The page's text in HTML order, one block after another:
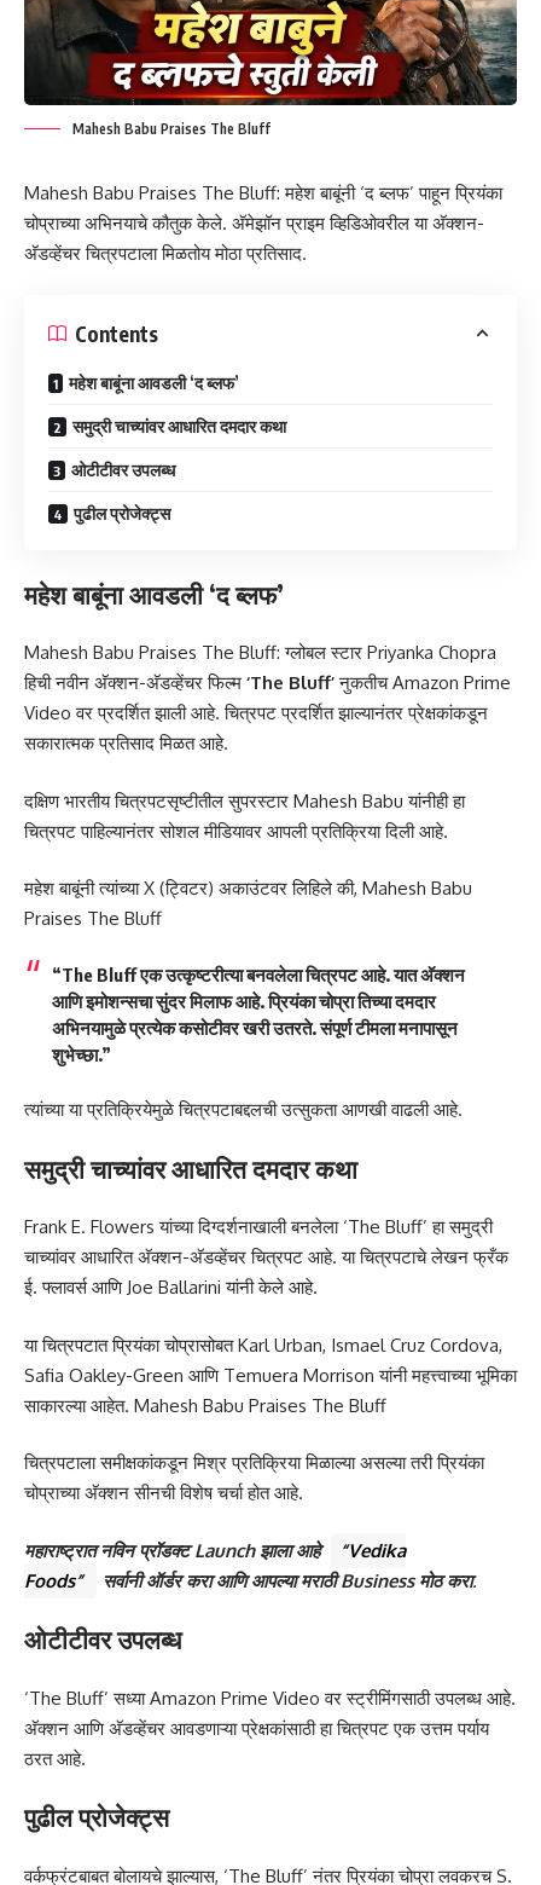
Mahesh Babu Praises The Bluff
Mahesh Babu Praises The Bluff: महेश बाबूंनी ‘द ब्लफ’ पाहून प्रियंका
चोप्राच्या अभिनयाचे कौतुक केले. अ‍ॅमेझॉन प्राइम व्हिडिओवरील या अ‍ॅक्शन-
अ‍ॅडव्हेंचर चित्रपटाला मिळतोय मोठा प्रतिसाद.
Contents
महेश बाबूंना आवडली ‘द ब्लफ’
समुद्री चाच्यांवर आधारित दमदार कथा
ओटीटीवर उपलब्ध
पुढील प्रोजेक्ट्स
महेश बाबूंना आवडली ‘द ब्लफ’
Mahesh Babu Praises The Bluff: ग्लोबल स्टार Priyanka Chopra
हिची नवीन अ‍ॅक्शन-अ‍ॅडव्हेंचर फिल्म ‘The Bluff’नुकतीच Amazon Prime
Video वर प्रदर्शित झाली आहे. चित्रपट प्रदर्शित झाल्यानंतर प्रेक्षकांकडून
सकारात्मक प्रतिसाद मिळत आहे.
दक्षिण भारतीय चित्रपटसृष्टीतील सुपरस्टार Mahesh Babu यांनीही हा
चित्रपट पाहिल्यानंतर सोशल मीडियावर आपली प्रतिक्रिया दिली आहे.
महेश बाबूंनी त्यांच्या X (ट्विटर) अकाउंटवर लिहिले की, Mahesh Babu
Praises The Bluff
“The Bluff एक उत्कृष्टरीत्या बनवलेला चित्रपट आहे. यात अ‍ॅक्शन
आणि इमोशन्सचा सुंदर मिलाफ आहे. प्रियंका चोप्रा तिच्या दमदार
अभिनयामुळे प्रत्येक कसोटीवर खरी उतरते. संपूर्ण टीमला मनापासून
शुभेच्छा.”
त्यांच्या या प्रतिक्रियेमुळे चित्रपटाबद्दलची उत्सुकता आणखी वाढली आहे.
समुद्री चाच्यांवर आधारित दमदार कथा
Frank E. Flowers यांच्या दिग्दर्शनाखाली बनलेला ‘The Bluff’ हा समुद्री
चाच्यांवर आधारित अ‍ॅक्शन-अ‍ॅडव्हेंचर चित्रपट आहे. या चित्रपटाचे लेखन फ्रँक
ई. फ्लावर्स आणि Joe Ballarini यांनी केले आहे.
या चित्रपटात प्रियंका चोप्रासोबत Karl Urban, Ismael Cruz Cordova,
Safia Oakley-Green आणि Temuera Morrison यांनी महत्त्वाच्या भूमिका
साकारल्या आहेत. Mahesh Babu Praises The Bluff
चित्रपटाला समीक्षकांकडून मिश्र प्रतिक्रिया मिळाल्या असल्या तरी प्रियंका
चोप्राच्या अ‍ॅक्शन सीनची विशेष चर्चा होत आहे.
महाराष्ट्रात नविन प्रॉडक्ट Launch झाला आहे “Vedika
Foods” सर्वानी ऑर्डर करा आणि आपल्या मराठी Business मोठ करा.
ओटीटीवर उपलब्ध
‘The Bluff’ सध्या Amazon Prime Video वर स्ट्रीमिंगसाठी उपलब्ध आहे.
अ‍ॅक्शन आणि अ‍ॅडव्हेंचर आवडणाऱ्या प्रेक्षकांसाठी हा चित्रपट एक उत्तम पर्याय
ठरत आहे.
पुढील प्रोजेक्ट्स
वर्कफ्रंटबाबत बोलायचे झाल्यास, ‘The Bluff’ नंतर प्रियंका चोप्रा लवकरच S.